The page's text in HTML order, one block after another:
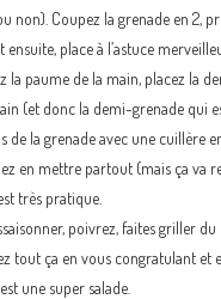
non). Coupez la grenade en 2,
ensuite, place à l’astuce
la paume de la main, placez la
(et donc la demi-grenade qui
de la grenade avec une cuillère
en mettre partout (mais ça va
très pratique.
poivrez, faites griller
tout ça en vous congratulant et
une super salade.